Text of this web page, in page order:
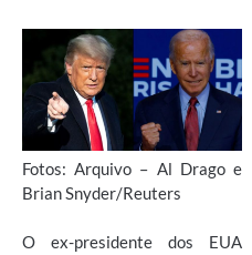
Fotos: Arquivo – Al Drago e
Brian Snyder/Reuters
O ex-presidente dos EUA